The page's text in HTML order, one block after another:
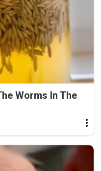
Worms In The